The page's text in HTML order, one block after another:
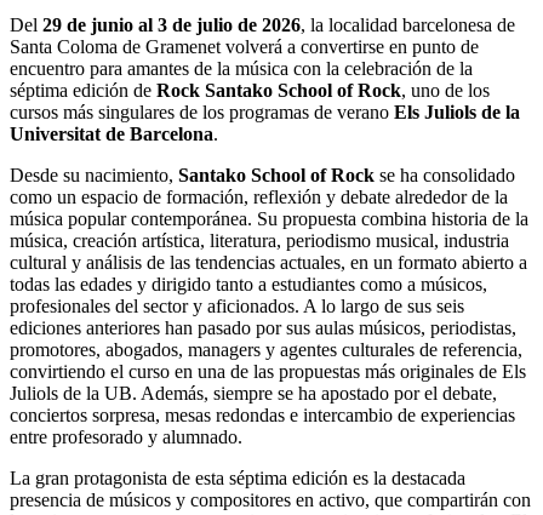
Del 29 de junio al 3 de julio de 2026, la localidad barcelonesa de
Santa Coloma de Gramenet volverá a convertirse en punto de
encuentro para amantes de la música con la celebración de la
séptima edición de Rock Santako School of Rock, uno de los
cursos más singulares de los programas de verano Els Juliols de la
Universitat de Barcelona.
Desde su nacimiento, Santako School of Rock se ha consolidado
como un espacio de formación, reflexión y debate alrededor de la
música popular contemporánea. Su propuesta combina historia de la
música, creación artística, literatura, periodismo musical, industria
cultural y análisis de las tendencias actuales, en un formato abierto a
todas las edades y dirigido tanto a estudiantes como a músicos,
profesionales del sector y aficionados. A lo largo de sus seis
ediciones anteriores han pasado por sus aulas músicos, periodistas,
promotores, abogados, managers y agentes culturales de referencia,
convirtiendo el curso en una de las propuestas más originales de Els
Juliols de la UB. Además, siempre se ha apostado por el debate,
conciertos sorpresa, mesas redondas e intercambio de experiencias
entre profesorado y alumnado.
La gran protagonista de esta séptima edición es la destacada
presencia de músicos y compositores en activo, que compartirán con